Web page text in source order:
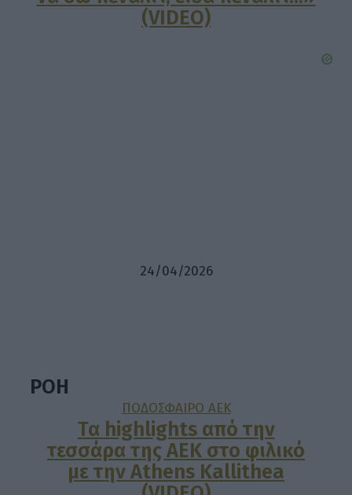
(VIDEO)
24/04/2026
ΡΟΗ
ΠΟΔΟΣΦΑΙΡΟ ΑΕΚ
Τα highlights από την
τεσσάρα της ΑΕΚ στο φιλικό
με την Athens Kallithea